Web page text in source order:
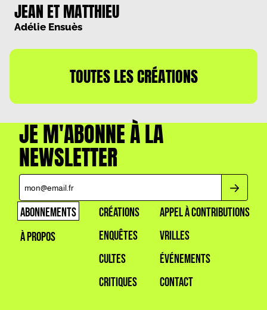
JEAN ET MATTHIEU
Adélie Ensuès
TOUTES LES CRÉATIONS
JE M'ABONNE À LA
NEWSLETTER
ABONNEMENTS
À PROPOS
CRÉATIONS
ENQUÊTES
CULTES
CRITIQUES
APPEL À CONTRIBUTIONS
VRILLES
ÉVÉNEMENTS
CONTACT